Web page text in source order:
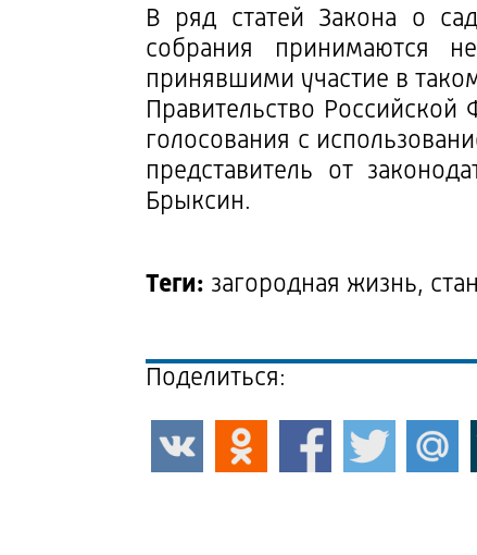
В ряд статей Закона о
собрания принимаются
принявшими участие в
Правительство
голосования с
представитель от
Брыксин.
Теги: загородная жизнь,
Поделиться: